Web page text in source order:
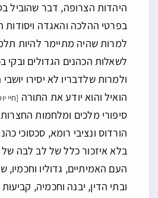
היהדות הצרופה, דבר שהוביל
בפרטי ההלכה והאגדה ויסודות
למרות שהיה מתיימר להיות
לשאלות הכהנים הגדולים ובקי
ולמרות שלדבריו לא יסירו
הואיל והוא יודע את התורה [חיי
סיפורי מלכים ומלחמות החצרות
הורדוס ונציבי רומא, סכסוכי
בלא איזכור כלל של לב לבה של
העם האמיתיים, גדוליו וחכמיו,
ובתי הדין, יבנה וחכמיה,